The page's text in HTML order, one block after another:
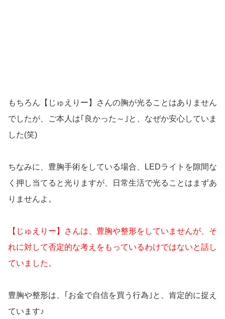
もちろん【じゅえりー】さんの胸が光ることはありません
でしたが、ご本人は｢良かった～｣と、なぜか安心していま
した(笑)
ちなみに、豊胸手術をしている場合、LEDライトを隙間な
く押し当てると光りますが、日常生活で光ることはまずあ
りませんよ。
【じゅえりー】さんは、豊胸や整形をしていませんが、そ
れに対して否定的な考えをもっているわけではないと話し
ていました。
豊胸や整形は、｢お金で自信を買う行為｣と、肯定的に捉え
ています♪